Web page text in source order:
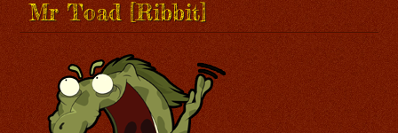
Mr Toad [Ribbit]